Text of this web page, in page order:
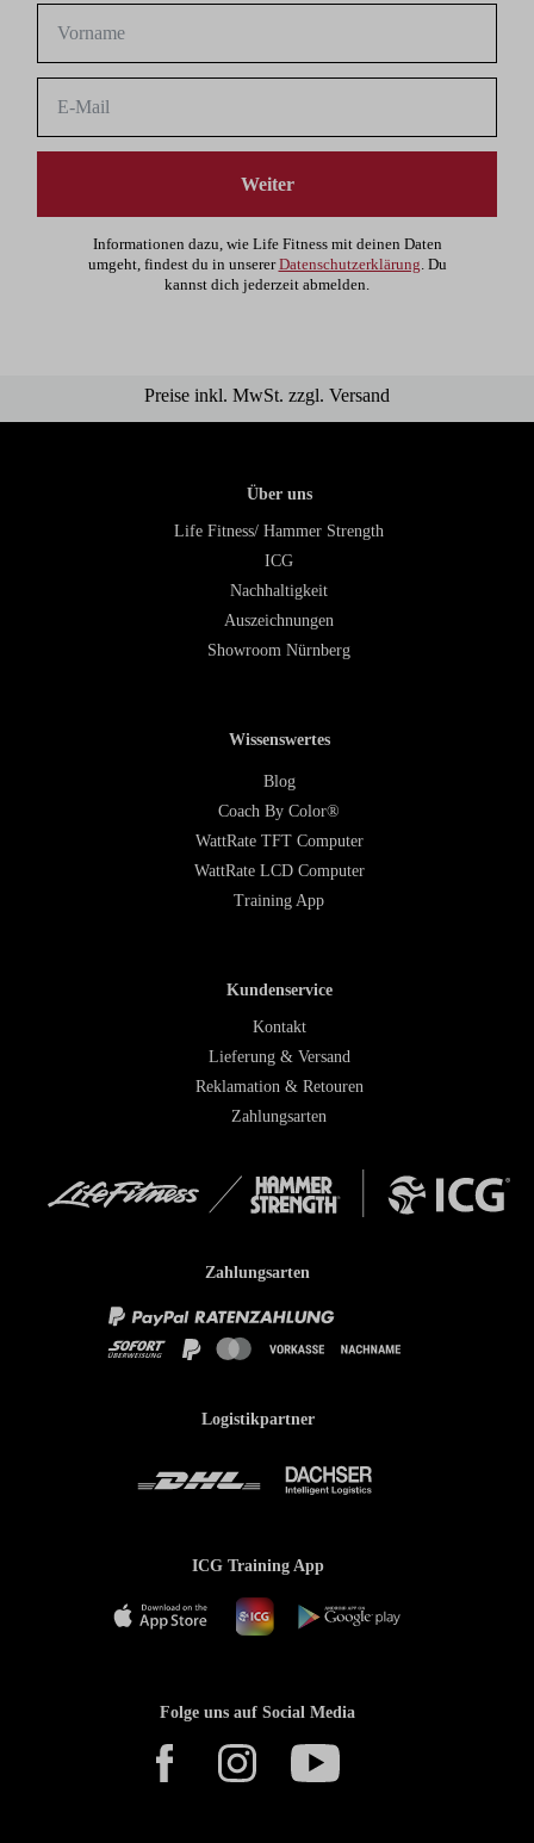
Weiter
Informationen dazu, wie Life Fitness mit deinen Daten
umgeht, findest du in unsererDatenschutzerklärung. Du
kannst dich jederzeit abmelden.
Preise inkl. MwSt. zzgl. Versand
Über uns
Life Fitness/ Hammer Strength
ICG
Nachhaltigkeit
Auszeichnungen
Showroom Nürnberg
Wissenswertes
Blog
Coach By Color®
WattRate TFT Computer
WattRate LCD Computer
Training App
Kundenservice
Kontakt
Lieferung & Versand
Reklamation & Retouren
Zahlungsarten
Zahlungsarten
Logistikpartner
ICG Training App
Folge uns auf Social Media